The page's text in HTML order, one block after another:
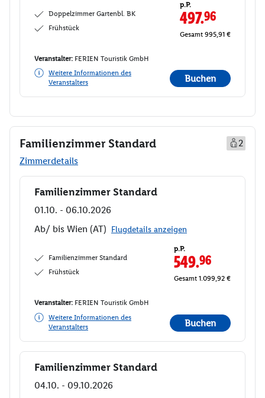
Doppelzimmer Gartenbl. BK
Frühstück
p.P.
497.96
Gesamt 995,91 €
Veranstalter: FERIEN Touristik GmbH
Weitere Informationen des
Veranstalters
Buchen
Familienzimmer Standard
2
Zimmerdetails
Buchen
Familienzimmer Standard
01.10. - 06.10.2026
Ab/ bis Wien (AT) Flugdetails anzeigen
Familienzimmer Standard
Frühstück
p.P.
549.96
Gesamt 1.099,92 €
Veranstalter: FERIEN Touristik GmbH
Weitere Informationen des
Veranstalters
Buchen
Buchen
Familienzimmer Standard
04.10. - 09.10.2026